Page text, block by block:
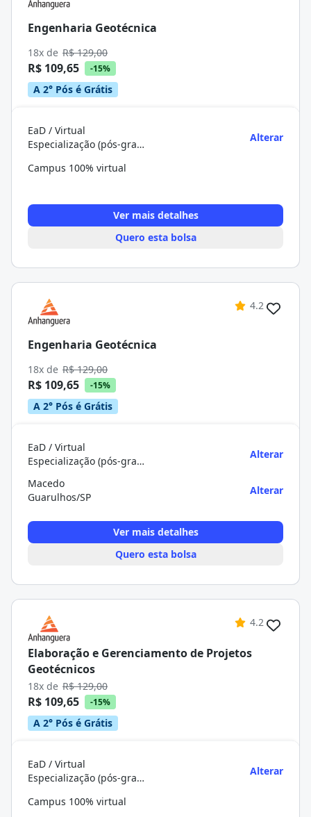
Engenharia Geotécnica
18x de R$ 129,00
R$ 109,65 -15%
A 2° Pós é Grátis
EaD / Virtual
Especialização (pós-graduação)
Alterar
Campus 100% virtual
Ver mais detalhes
Quero esta bolsa
4.2
Engenharia Geotécnica
18x de R$ 129,00
R$ 109,65 -15%
A 2° Pós é Grátis
EaD / Virtual
Especialização (pós-graduação)
Alterar
Macedo
Guarulhos/SP
Alterar
Ver mais detalhes
Quero esta bolsa
4.2
Elaboração e Gerenciamento de Projetos
Geotécnicos
18x de R$ 129,00
R$ 109,65 -15%
A 2° Pós é Grátis
EaD / Virtual
Especialização (pós-graduação)
Alterar
Campus 100% virtual